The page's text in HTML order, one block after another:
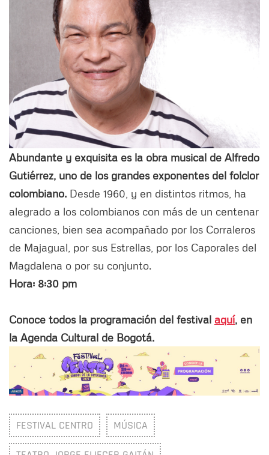
Abundante y exquisita es la obra musical de Alfredo
Gutiérrez, uno de los grandes exponentes del folclor
colombiano. Desde 1960, y en distintos ritmos, ha
alegrado a los colombianos con más de un centenar
canciones, bien sea acompañado por los Corraleros
de Majagual, por sus Estrellas, por los Caporales del
Magdalena o por su conjunto.
Hora: 8:30 pm
Conoce todos la programación del festival aquí, en
la Agenda Cultural de Bogotá.
FESTIVAL CENTRO MÚSICA